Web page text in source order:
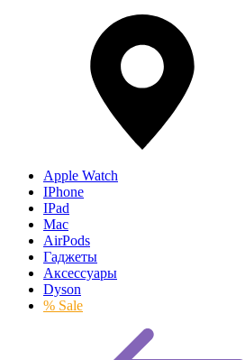
Apple Watch
IPhone
IPad
Mac
AirPods
Гаджеты
Аксессуары
Dyson
% Sale